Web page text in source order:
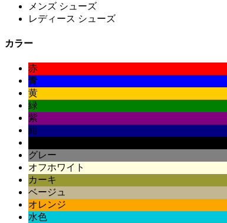
メンズ シューズ
レディース シューズ
カラー
赤
青
黄
緑
紫
紺
グレー
オフホワイト
カーキ
ベージュ
オレンジ
水色